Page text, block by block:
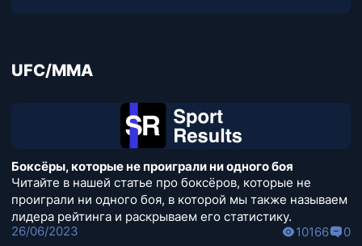
UFC/MMA
Боксёры, которые не проиграли ни одного боя
Читайте в нашей статье про боксёров, которые не
проиграли ни одного боя, в которой мы также называем
лидера рейтинга и раскрываем его статистику.
26/06/2023
10166 0